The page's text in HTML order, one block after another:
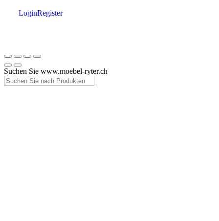
LoginRegister
Suchen Sie www.moebel-ryter.ch